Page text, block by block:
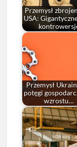
Przemysł
USA:
Przemysł
potęgi
wzrostu…